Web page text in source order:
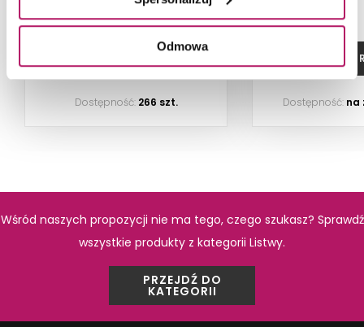
Odmowa
Płytka ścienna, 32,7x59,3 cm Dekor ścienny,
-4% od 17,60 PLN najniższa cena
Dostępność: 266 szt.
ZOBACZ
Dostępność: na
Wśród naszych propozycji nie ma tego, czego szukasz? Sprawdź
wszystkie produkty z kategorii Listwy.
PRZEJDŹ DO
KATEGORII